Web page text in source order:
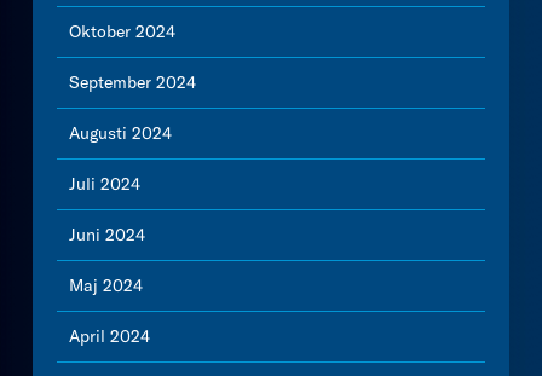
Oktober 2024
September 2024
Augusti 2024
Juli 2024
Juni 2024
Maj 2024
April 2024